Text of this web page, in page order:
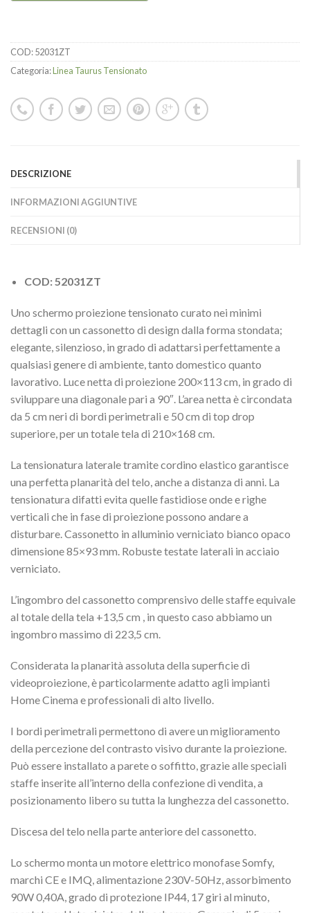
COD:52031ZT
Categoria:Linea Taurus Tensionato
DESCRIZIONE
INFORMAZIONI AGGIUNTIVE
RECENSIONI (0)
COD: 52031ZT
Uno schermo proiezione tensionato curato nei minimi
dettagli con un cassonetto di design dalla forma stondata;
elegante, silenzioso, in grado di adattarsi perfettamente a
qualsiasi genere di ambiente, tanto domestico quanto
lavorativo. Luce netta di proiezione 200×113 cm, in grado di
sviluppare una diagonale pari a 90″. L’area netta è circondata
da 5 cm neri di bordi perimetrali e 50 cm di top drop
superiore, per un totale tela di 210×168 cm.
La tensionatura laterale tramite cordino elastico garantisce
una perfetta planarità del telo, anche a distanza di anni. La
tensionatura difatti evita quelle fastidiose onde e righe
verticali che in fase di proiezione possono andare a
disturbare. Cassonetto in alluminio verniciato bianco opaco
dimensione 85×93 mm. Robuste testate laterali in acciaio
verniciato.
L’ingombro del cassonetto comprensivo delle staffe equivale
al totale della tela +13,5 cm , in questo caso abbiamo un
ingombro massimo di 223,5 cm.
Considerata la planarità assoluta della superficie di
videoproiezione, è particolarmente adatto agli impianti
Home Cinema e professionali di alto livello.
I bordi perimetrali permettono di avere un miglioramento
della percezione del contrasto visivo durante la proiezione.
Può essere installato a parete o soffitto, grazie alle speciali
staffe inserite all’interno della confezione di vendita, a
posizionamento libero su tutta la lunghezza del cassonetto.
Discesa del telo nella parte anteriore del cassonetto.
Lo schermo monta un motore elettrico monofase Somfy,
marchi CE e IMQ, alimentazione 230V-50Hz, assorbimento
90W 0,40A, grado di protezione IP44, 17 giri al minuto,